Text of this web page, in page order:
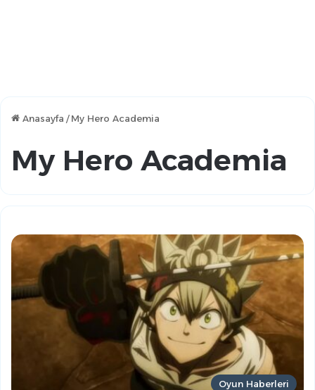
Anasayfa / My Hero Academia
My Hero Academia
Oyun Haberleri